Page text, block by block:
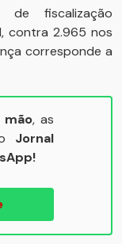
fiscalização
contra 2.965 nos
corresponde a
mão, as
Jornal